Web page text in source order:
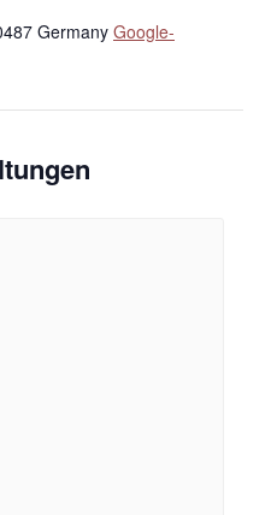
Germany Google-